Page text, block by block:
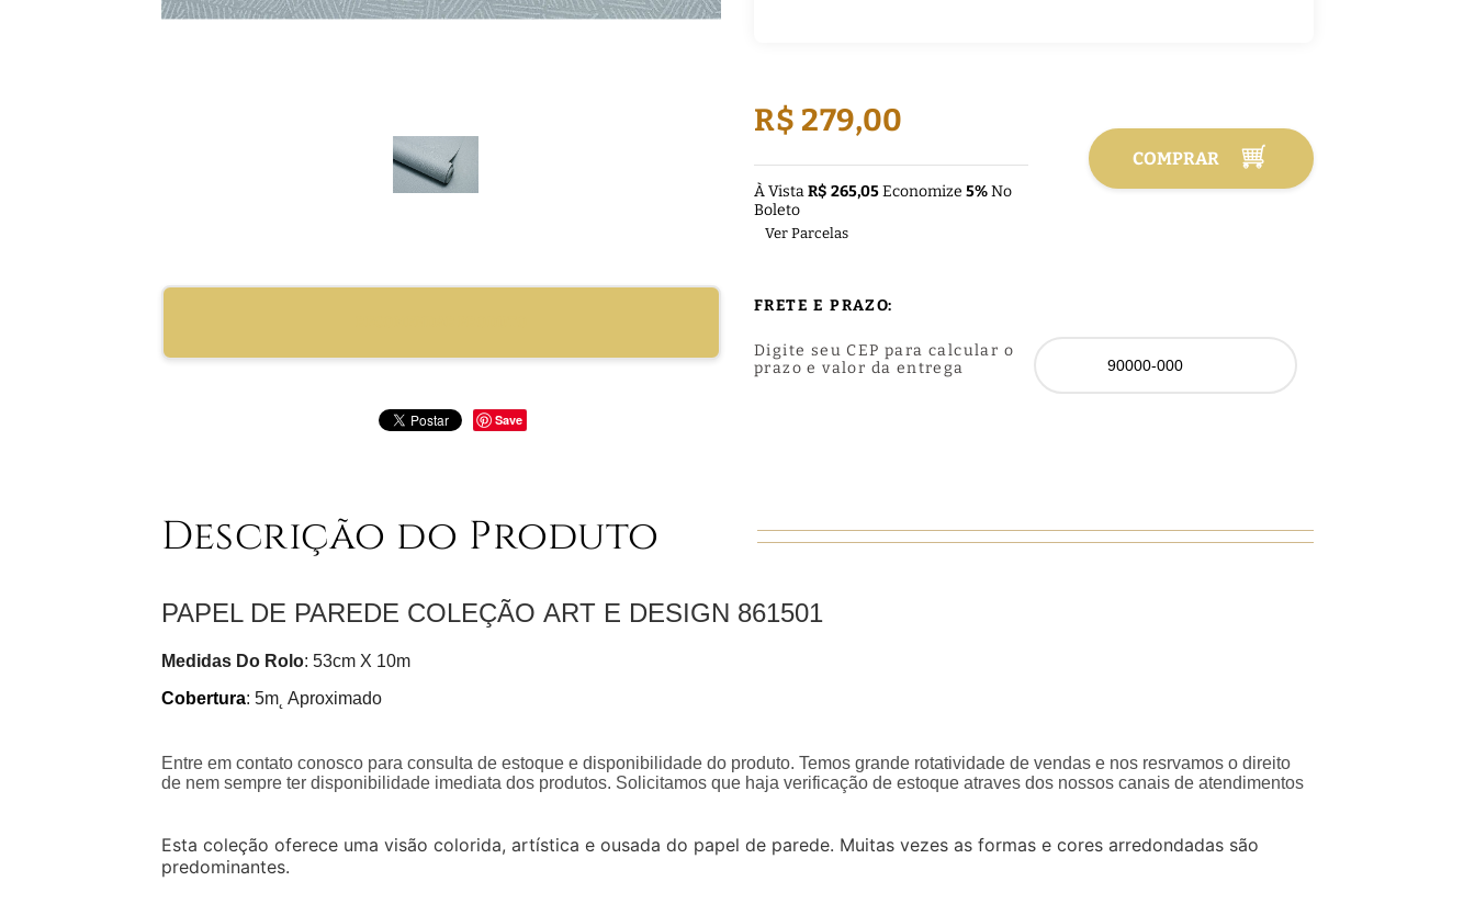
Save
R$ 279,00
À VistaR$ 265,05Economize 5%No
Boleto
Ver Parcelas
COMPRAR
FRETE E PRAZO:
Digite seu CEP para calcular o
prazo e valor da entrega
Descrição do Produto
PAPEL DE PAREDE COLEÇÃO ART E DESIGN 861501
Medidas Do Rolo: 53cm X 10m
Cobertura: 5m˛ Aproximado
Entre em contato conosco para consulta de estoque e disponibilidade do produto. Temos grande rotatividade de vendas e nos resrvamos o direito
de nem sempre ter disponibilidade imediata dos produtos. Solicitamos que haja verificação de estoque atraves dos nossos canais de atendimentos
Esta coleção oferece uma visão colorida, artística e ousada do papel de parede. Muitas vezes as formas e cores arredondadas são
predominantes.